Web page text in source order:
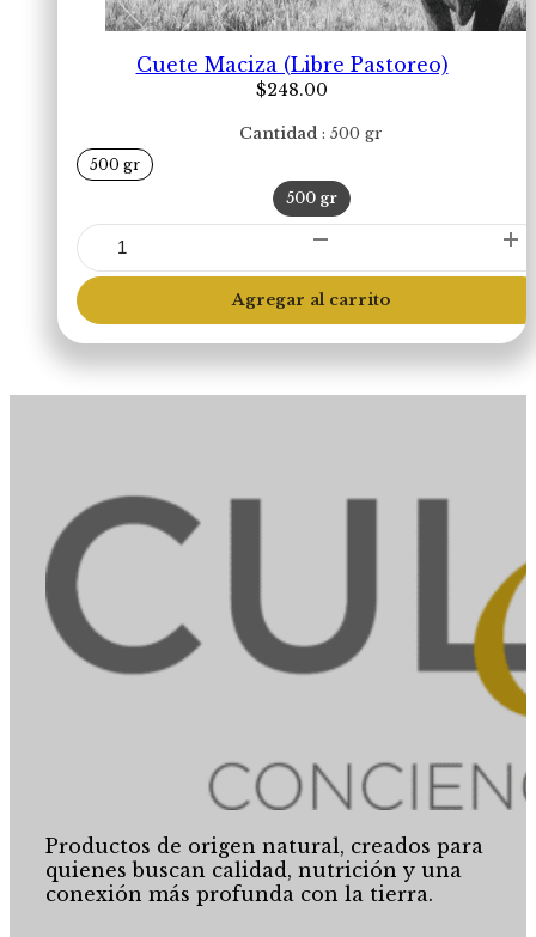
Cuete Maciza (Libre Pastoreo)
$248.00
Cantidad 500 gr
500 gr
500 gr
Cuete
Maciza
(Libre
Pastoreo)
cantidad
Agregar al carrito
Productos de origen natural, creados para
quienes buscan calidad, nutrición y una
conexión más profunda con la tierra.